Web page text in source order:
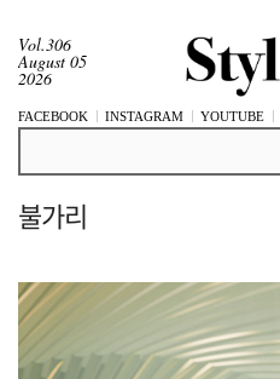
Vol.306
August 05
2026
FACEBOOK INSTAGRAM YOUTUBE
불가리